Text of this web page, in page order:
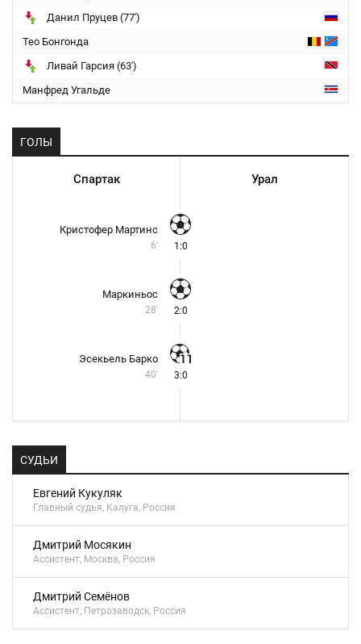
Данил Пруцев (77')
Тео Бонгонда
Ливай Гарсия (63')
Манфред Угальде
ГОЛЫ
Спартак Урал
Кристофер Мартинс
6' 1:0
Маркиньос
28' 2:0
Эсекьель Барко
40' 3:0
СУДЬИ
Евгений Кукуляк
Главный судья, Калуга, Россия
Дмитрий Мосякин
Ассистент, Москва, Россия
Дмитрий Семёнов
Ассистент, Петрозаводск, Россия